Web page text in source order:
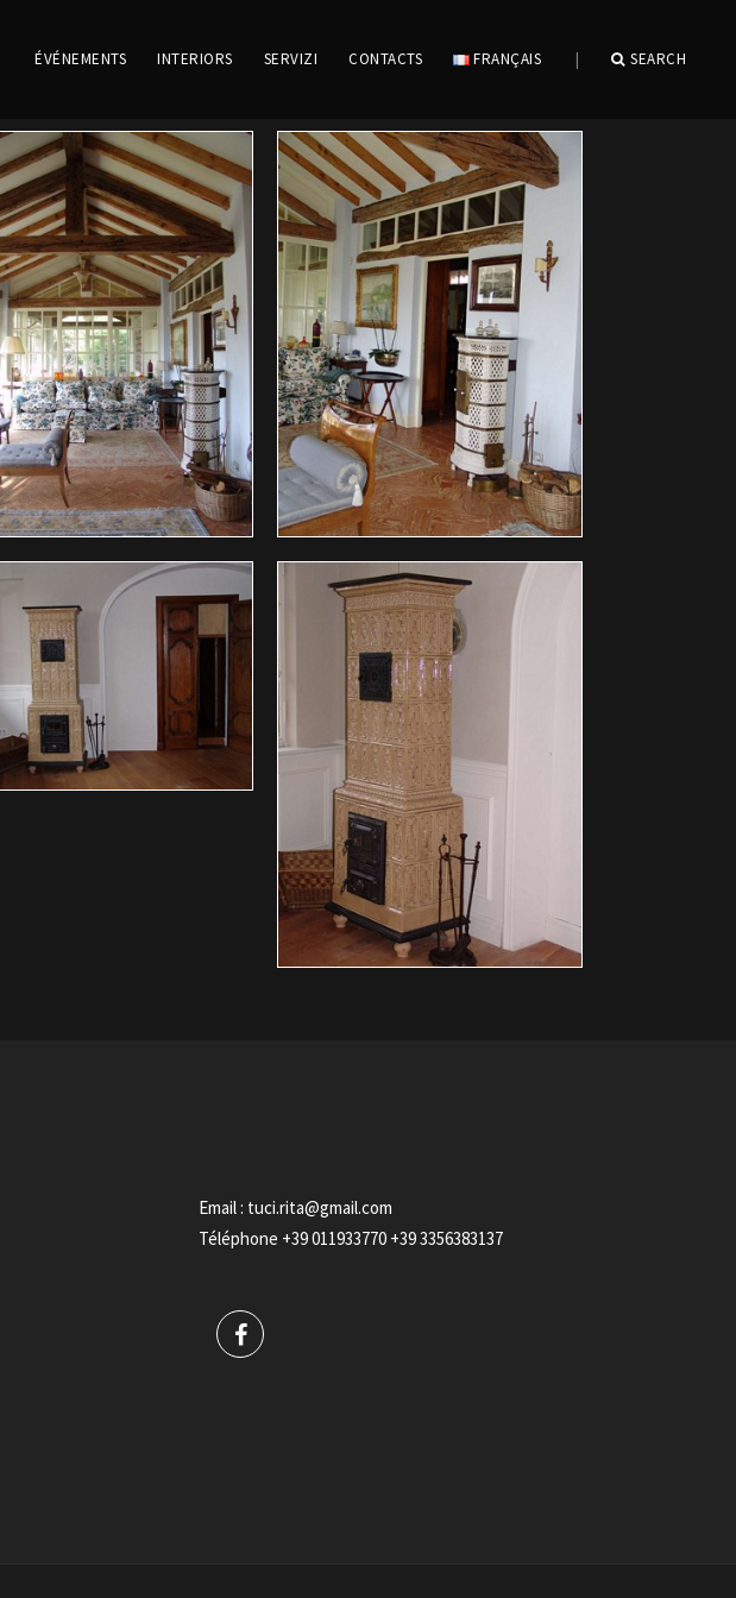
ÉVÉNEMENTS INTERIORS SERVIZI CONTACTS FRANÇAIS | SEARCH
Email : tuci.rita@gmail.com
Téléphone +39 011933770 +39 3356383137